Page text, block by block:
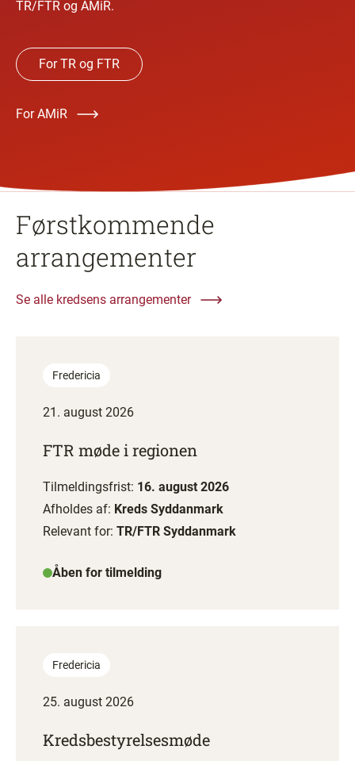
TR/FTR og AMiR.
For TR og FTR
For AMiR
Førstkommende
arrangementer
Se alle kredsens arrangementer
Fredericia
21. august 2026
FTR møde i regionen
Tilmeldingsfrist: 16. august 2026
Afholdes af: Kreds Syddanmark
Relevant for: TR/FTR Syddanmark
Åben for tilmelding
Fredericia
25. august 2026
Kredsbestyrelsesmøde